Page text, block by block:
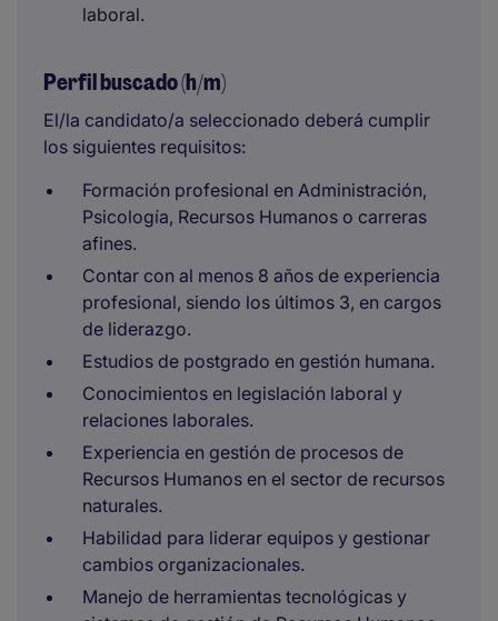
laboral.
Perfil buscado (h/m)
El/la candidato/a seleccionado deberá cumplir
los siguientes requisitos:
Formación profesional en Administración,
Psicología, Recursos Humanos o carreras
afines.
Contar con al menos 8 años de experiencia
profesional, siendo los últimos 3, en cargos
de liderazgo.
Estudios de postgrado en gestión humana.
Conocimientos en legislación laboral y
relaciones laborales.
Experiencia en gestión de procesos de
Recursos Humanos en el sector de recursos
naturales.
Habilidad para liderar equipos y gestionar
cambios organizacionales.
Manejo de herramientas tecnológicas y